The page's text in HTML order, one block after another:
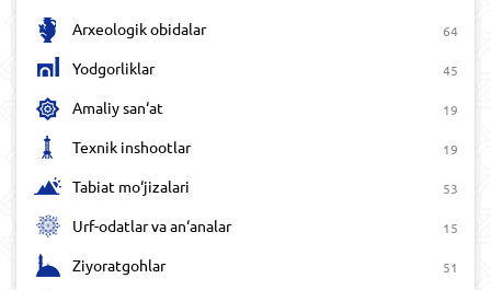
Arxeologik obidalar 64
Yodgorliklar 45
Amaliy san‘at 19
Texnik inshootlar 19
Tabiat mo‘jizalari 53
Urf-odatlar va an‘analar 15
Ziyoratgohlar 51